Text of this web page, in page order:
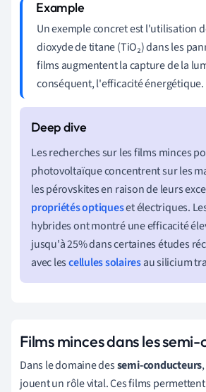
Un exemple concret est l'utilisation
dioxyde de titane (TiO₂) dans les
films augmentent la capture de la
conséquent, l'efficacité énergétique.
Les recherches sur les films minces
photovoltaïque concentrent sur les
les pérovskites en raison de leurs
propriétés optiqueset électriques.
hybrides ont montré une efficacité
jusqu'à 25% dans certaines études
avec lescellules solairesau silicium
Films minces dans les
Dans le domaine dessemi-conducteurs
jouent un rôle vital. Ces films